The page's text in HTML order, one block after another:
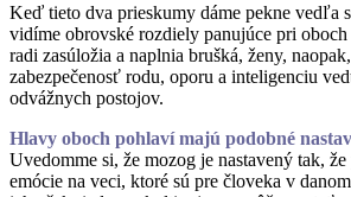
Keď tieto dva prieskumy dáme pekne vedľa
vidíme obrovské rozdiely panujúce pri
radi zasúložia a naplnia brušká, ženy,
zabezpečenosť rodu, oporu a inteligenciu
odvážnych postojov.
Hlavy oboch pohlaví majú podobné
Uvedomme si, že mozog je nastavený tak,
emócie na veci, ktoré sú pre človeka v